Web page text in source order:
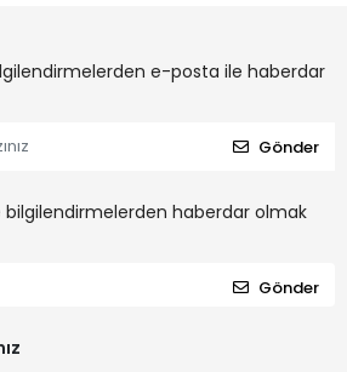
e-posta ile haberdar
Gönder
haberdar olmak
Gönder